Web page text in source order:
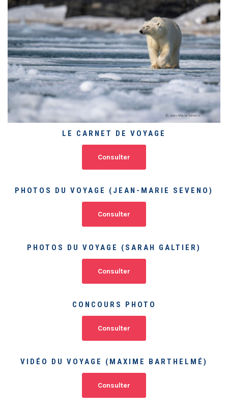
LE CARNET DE VOYAGE
Consulter
PHOTOS DU VOYAGE (JEAN-MARIE SEVENO)
Consulter
PHOTOS DU VOYAGE (SARAH GALTIER)
Consulter
CONCOURS PHOTO
Consulter
VIDÉO DU VOYAGE (MAXIME BARTHELMÉ)
Consulter